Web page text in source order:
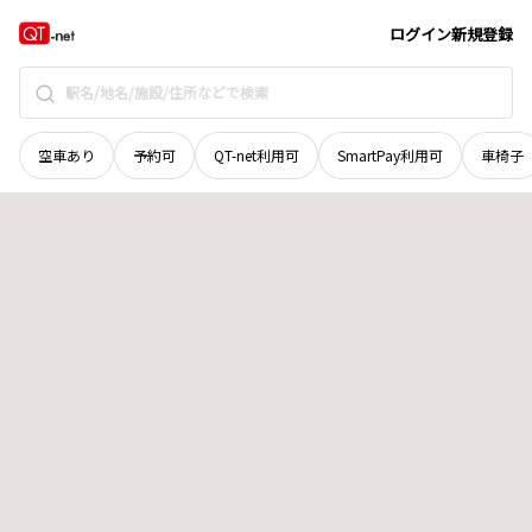
ログイン新規登録
空車あり 予約可 QT-net利用可 SmartPay利用可 車椅子
鳥取県